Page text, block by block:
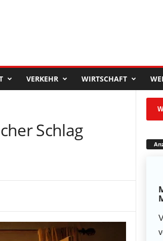
VERKEHR WIRTSCHAFT
Schlag